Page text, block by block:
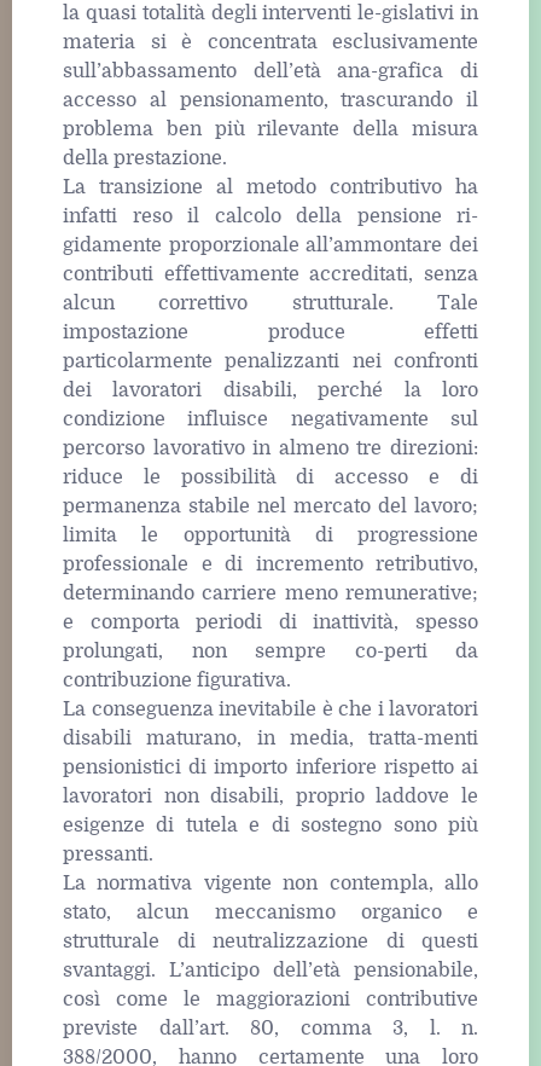
la quasi totalità degli interventi le-gislativi in
materia si è concentrata esclusivamente
sull’abbassamento dell’età ana-grafica di
accesso al pensionamento, trascurando il
problema ben più rilevante della misura
della prestazione.
La transizione al metodo contributivo ha
infatti reso il calcolo della pensione ri-
gidamente proporzionale all’ammontare dei
contributi effettivamente accreditati, senza
alcun correttivo strutturale. Tale
impostazione produce effetti
particolarmente penalizzanti nei confronti
dei lavoratori disabili, perché la loro
condizione influisce negativamente sul
percorso lavorativo in almeno tre direzioni:
riduce le possibilità di accesso e di
permanenza stabile nel mercato del lavoro;
limita le opportunità di progressione
professionale e di incremento retributivo,
determinando carriere meno remunerative;
e comporta periodi di inattività, spesso
prolungati, non sempre co-perti da
contribuzione figurativa.
La conseguenza inevitabile è che i lavoratori
disabili maturano, in media, tratta-menti
pensionistici di importo inferiore rispetto ai
lavoratori non disabili, proprio laddove le
esigenze di tutela e di sostegno sono più
pressanti.
La normativa vigente non contempla, allo
stato, alcun meccanismo organico e
strutturale di neutralizzazione di questi
svantaggi. L’anticipo dell’età pensionabile,
così come le maggiorazioni contributive
previste dall’art. 80, comma 3, l. n.
388/2000, hanno certamente una loro